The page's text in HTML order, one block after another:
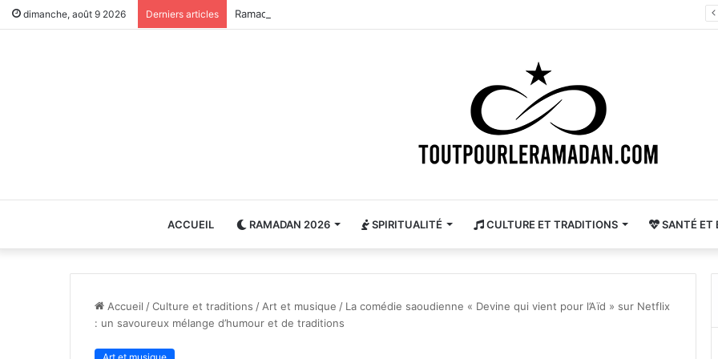
dimanche, août 9 2026 Derniers articles Ramadan 2026 : mercredi ou jeudi, pourquoi cette mauvaise surprise de dernière minute ?
ACCUEIL RAMADAN 2026 SPIRITUALITÉ CULTURE ET TRADITIONS SANTÉ ET
Accueil /Culture et traditions / Art et musique / La comédie saoudienne « Devine qui vient pour l’Aïd » sur Netflix
: un savoureux mélange d’humour et de traditions